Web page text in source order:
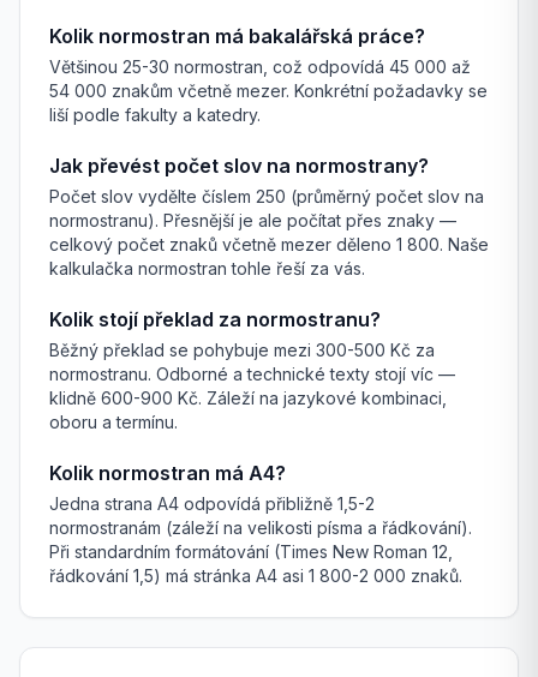
Kolik normostran má bakalářská práce?
Většinou 25-30 normostran, což odpovídá 45 000 až
54 000 znakům včetně mezer. Konkrétní požadavky se
liší podle fakulty a katedry.
Jak převést počet slov na normostrany?
Počet slov vydělte číslem 250 (průměrný počet slov na
normostranu). Přesnější je ale počítat přes znaky —
celkový počet znaků včetně mezer děleno 1 800. Naše
kalkulačka normostran tohle řeší za vás.
Kolik stojí překlad za normostranu?
Běžný překlad se pohybuje mezi 300-500 Kč za
normostranu. Odborné a technické texty stojí víc —
klidně 600-900 Kč. Záleží na jazykové kombinaci,
oboru a termínu.
Kolik normostran má A4?
Jedna strana A4 odpovídá přibližně 1,5-2
normostranám (záleží na velikosti písma a řádkování).
Při standardním formátování (Times New Roman 12,
řádkování 1,5) má stránka A4 asi 1 800-2 000 znaků.